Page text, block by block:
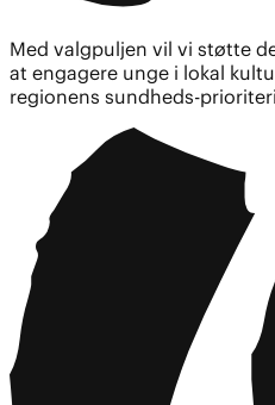
Med valgpuljen vil vi støtte
at engagere unge i lokal
regionens sundheds-